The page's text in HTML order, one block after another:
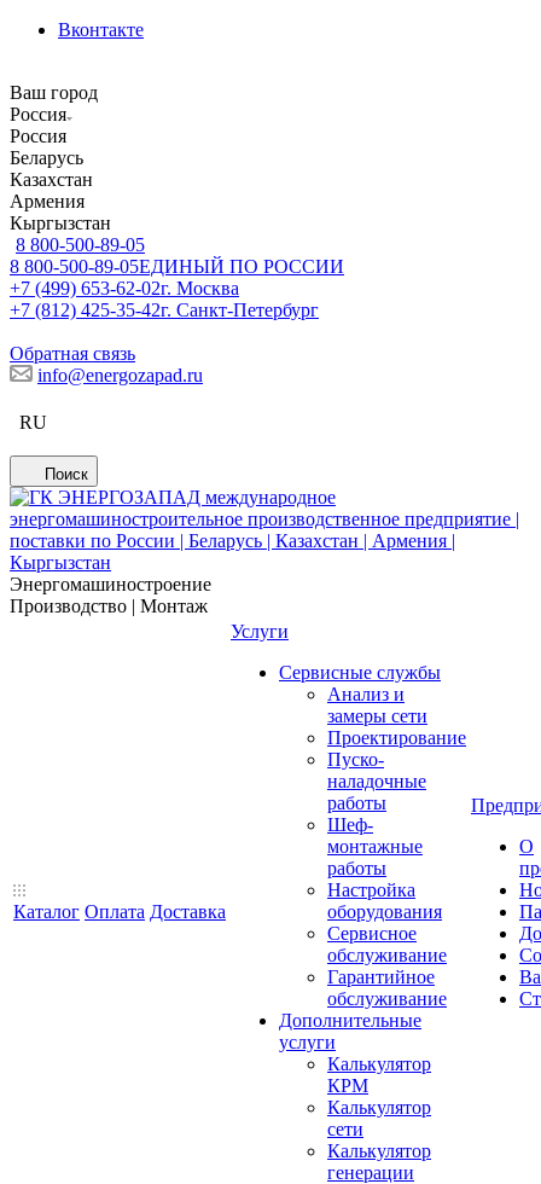
Вконтакте
Ваш город
Россия
Россия
Беларусь
Казахстан
Армения
Кыргызстан
8 800-500-89-05
8 800-500-89-05ЕДИНЫЙ ПО РОССИИ
+7 (499) 653-62-02г. Москва
+7 (812) 425-35-42г. Санкт-Петербург
Обратная связь
info@energozapad.ru
RU
Поиск
Энергомашиностроение
Производство | Монтаж
Каталог Оплата Доставка
Услуги
Сервисные службы
Анализ и
замеры сети
Проектирование
Пуско-
наладочные
работы
Шеф-
монтажные
работы
Настройка
оборудования
Сервисное
обслуживание
Гарантийное
обслуживание
Дополнительные
услуги
Калькулятор
КРМ
Калькулятор
сети
Калькулятор
генерации
О